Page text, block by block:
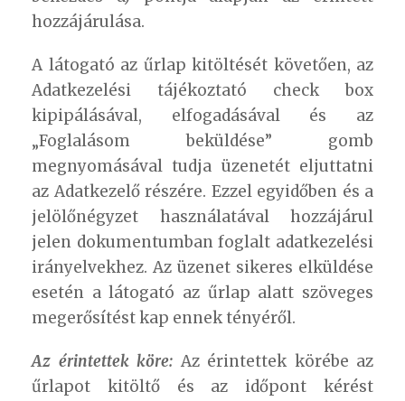
hozzájárulása.
A látogató az űrlap kitöltését követően, az
Adatkezelési tájékoztató check box
kipipálásával, elfogadásával és az
„Foglalásom beküldése” gomb
megnyomásával tudja üzenetét eljuttatni
az Adatkezelő részére. Ezzel egyidőben és a
jelölőnégyzet használatával hozzájárul
jelen dokumentumban foglalt adatkezelési
irányelvekhez. Az üzenet sikeres elküldése
esetén a látogató az űrlap alatt szöveges
megerősítést kap ennek tényéről.
Az érintettek köre: Az érintettek körébe az
űrlapot kitöltő és az időpont kérést